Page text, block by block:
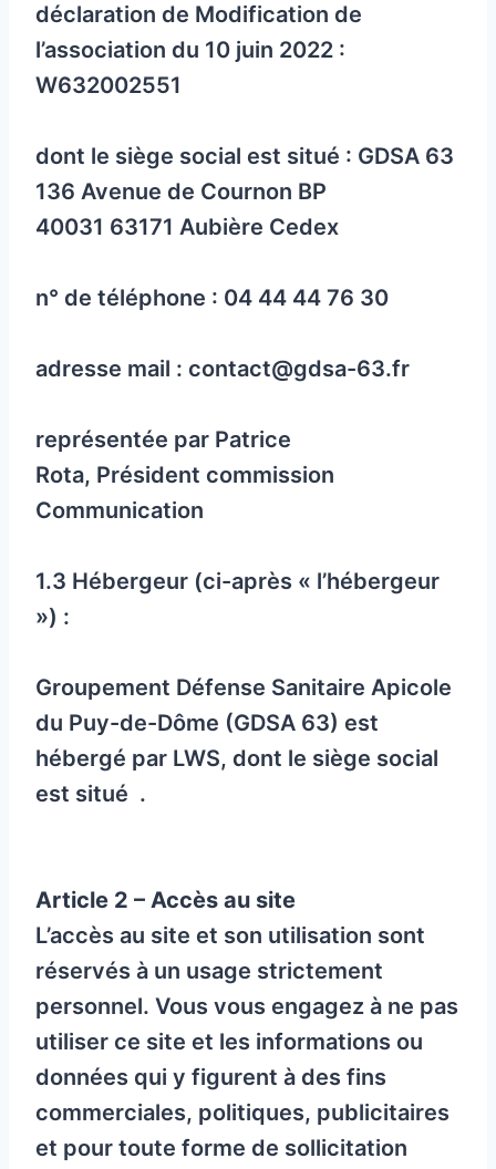
déclaration de Modification de
l’association du 10 juin 2022 :
W632002551
dont le siège social est situé : GDSA 63
136 Avenue de Cournon BP
40031 63171 Aubière Cedex
n° de téléphone : 04 44 44 76 30
adresse mail : contact@gdsa-63.fr
représentée par Patrice
Rota, Président commission
Communication
1.3 Hébergeur (ci-après « l’hébergeur
») :
Groupement Défense Sanitaire Apicole
du Puy-de-Dôme (GDSA 63) est
hébergé par LWS, dont le siège social
est situé .
Article 2 – Accès au site
L’accès au site et son utilisation sont
réservés à un usage strictement
personnel. Vous vous engagez à ne pas
utiliser ce site et les informations ou
données qui y figurent à des fins
commerciales, politiques, publicitaires
et pour toute forme de sollicitation